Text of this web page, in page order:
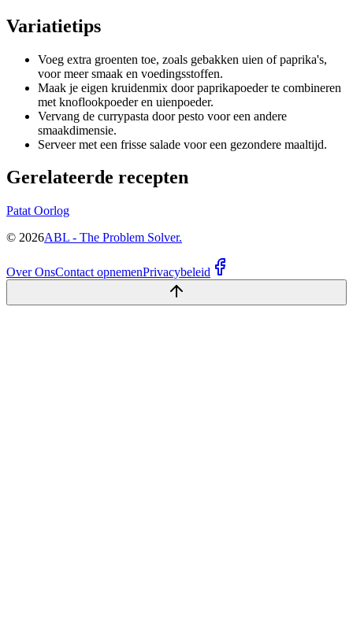
Variatietips
Voeg extra groenten toe, zoals gebakken uien of paprika's,
voor meer smaak en voedingsstoffen.
Maak je eigen kruidenmix door paprikapoeder te combineren
met knoflookpoeder en uienpoeder.
Vervang de currypasta door pesto voor een andere
smaakdimensie.
Serveer met een frisse salade voor een gezondere maaltijd.
Gerelateerde recepten
Patat Oorlog
© 2026ABL - The Problem Solver.
Over OnsContact opnemenPrivacybeleid